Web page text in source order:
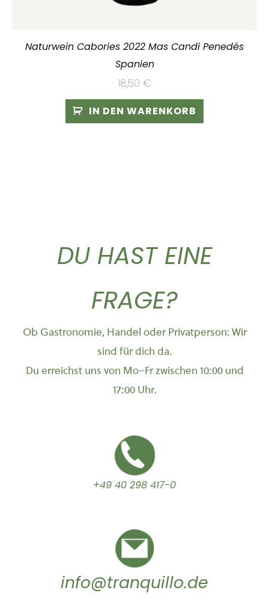
Naturwein Cabories 2022 Mas Candi Penedés
Spanien
18,50 €
IN DEN WARENKORB
DU HAST EINE
FRAGE?
Ob Gastronomie, Handel oder Privatperson: Wir
sind für dich da.
Du erreichst uns von Mo–Fr zwischen 10:00 und
17:00 Uhr.
+49 40 298 417-0
info@tranquillo.de